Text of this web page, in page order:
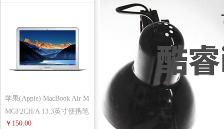
苹果(Apple) MacBook Air M
MGF2CH/A 13.3英寸便携笔
记本
￥150.00